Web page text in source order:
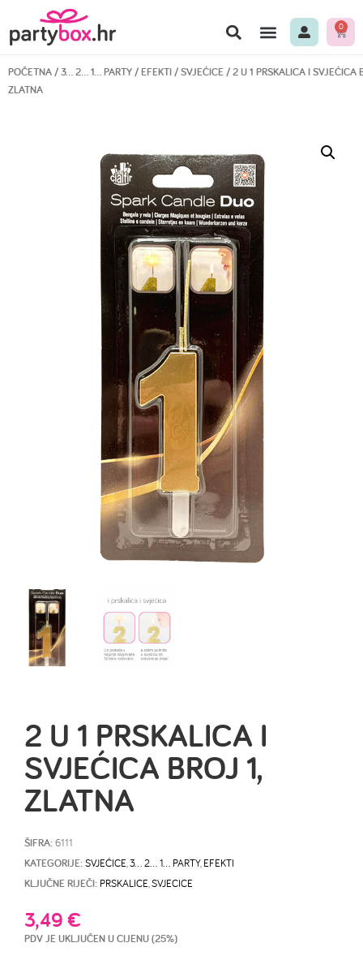
0
POČETNA/3… 2… 1… PARTY/EFEKTI/SVJEĆICE/ 2 U 1 PRSKALICA I SVJEĆICA
ZLATNA
2 U 1 PRSKALICA I
SVJEĆICA BROJ 1,
ZLATNA
ŠIFRA: 6111
KATEGORIJE: SVJEĆICE,3… 2… 1… PARTY,EFEKTI
KLJUČNE RIJEČI: PRSKALICE,SVJECICE
3,49€
PDV JE UKLJUČEN U CIJENU (25%)